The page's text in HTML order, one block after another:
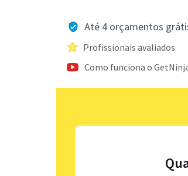
Até 4 orçamentos
Profissionais avaliados
Como funciona o